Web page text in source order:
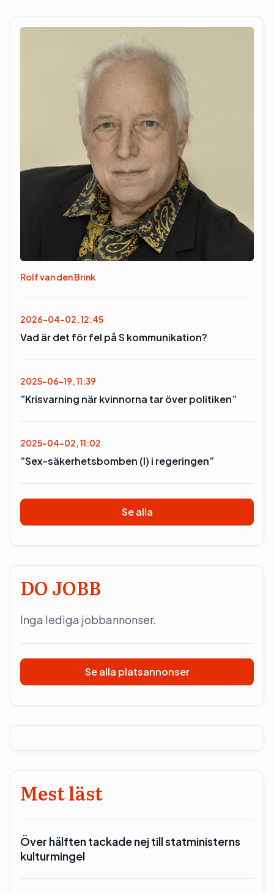
Rolf van den Brink
2026-04-02, 12:45
Vad är det för fel på S kommunikation?
2025-06-19, 11:39
”Krisvarning när kvinnorna tar över politiken”
2025-04-02, 11:02
”Sex-säkerhetsbomben (l) i regeringen”
Se alla
DO JOBB
Inga lediga jobbannonser.
Se alla platsannonser
Mest läst
Över hälften tackade nej till statministerns
kulturmingel